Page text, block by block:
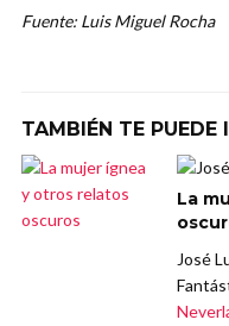
Fuente: Luis Miguel Rocha
TAMBIÉN TE PUEDE
La
José